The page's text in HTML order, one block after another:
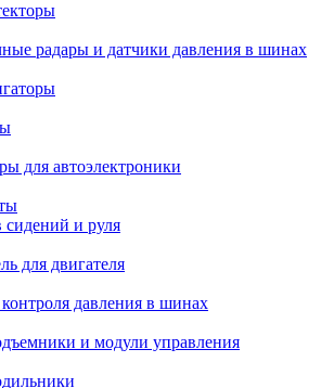
радары и датчики давления в шинах
для автоэлектроники
сидений и руля
для двигателя
давления в шинах
и модули управления